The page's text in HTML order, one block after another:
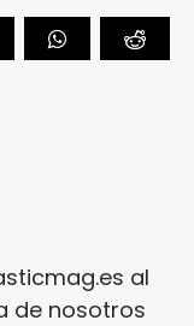
al
de nosotros